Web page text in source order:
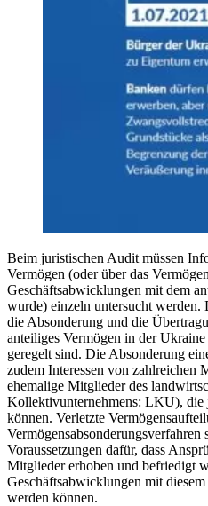
Beim juristischen Audit müssen
Vermögen (oder über das
Geschäftsabwicklungen mit dem
wurde) einzeln untersucht werden.
die Absonderung und die
anteiliges Vermögen in der
geregelt sind. Die Absonderung
zudem Interessen von zahlreichen
ehemalige Mitglieder des
Kollektivunternehmens: LKU), die
können. Verletzte
Vermögensabsonderungsverfahren
Voraussetzungen dafür, dass
Mitglieder erhoben und befriedigt
Geschäftsabwicklungen mit
werden können.